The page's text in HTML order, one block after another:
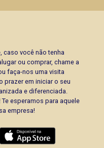
caso você não tenha
ou comprar, chame a
faça-nos uma visita
prazer em iniciar o seu
e diferenciada.
esperamos para aquele
empresa!